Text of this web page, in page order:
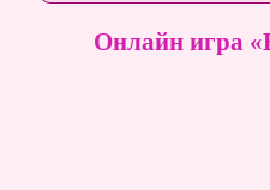
Онлайн игра